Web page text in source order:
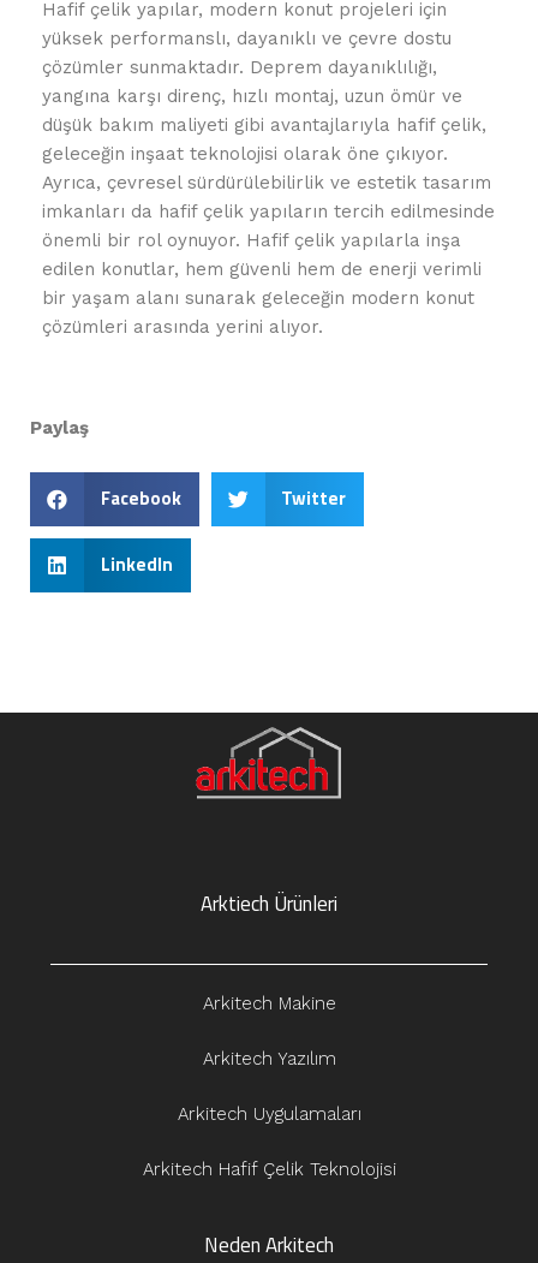
Hafif çelik yapılar, modern konut projeleri için
yüksek performanslı, dayanıklı ve çevre dostu
çözümler sunmaktadır. Deprem dayanıklılığı,
yangına karşı direnç, hızlı montaj, uzun ömür ve
düşük bakım maliyeti gibi avantajlarıyla hafif çelik,
geleceğin inşaat teknolojisi olarak öne çıkıyor.
Ayrıca, çevresel sürdürülebilirlik ve estetik tasarım
imkanları da hafif çelik yapıların tercih edilmesinde
önemli bir rol oynuyor. Hafif çelik yapılarla inşa
edilen konutlar, hem güvenli hem de enerji verimli
bir yaşam alanı sunarak geleceğin modern konut
çözümleri arasında yerini alıyor.
Paylaş
Facebook Twitter
LinkedIn
Arktiech Ürünleri
Arkitech Makine
Arkitech Yazılım
Arkitech Uygulamaları
Arkitech Hafif Çelik Teknolojisi
Neden Arkitech